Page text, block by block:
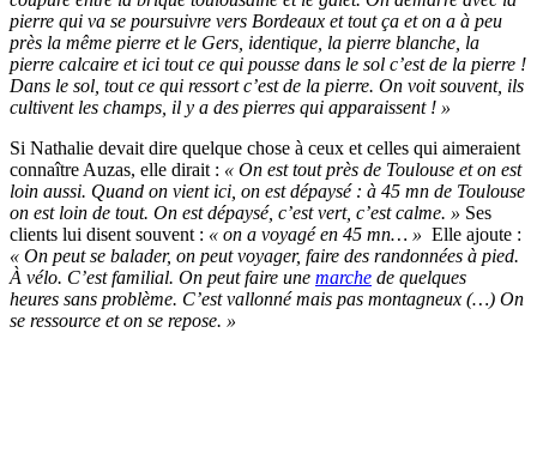
pierre qui va se poursuivre vers Bordeaux et tout ça et on a à peu
près la même pierre et le Gers, identique, la pierre blanche, la
pierre calcaire et ici tout ce qui pousse dans le sol c’est de la pierre !
Dans le sol, tout ce qui ressort c’est de la pierre. On voit souvent, ils
cultivent les champs, il y a des pierres qui apparaissent ! »
Si Nathalie devait dire quelque chose à ceux et celles qui aimeraient
connaître Auzas, elle dirait : « On est tout près de Toulouse et on est
loin aussi. Quand on vient ici, on est dépaysé : à 45 mn de Toulouse
on est loin de tout. On est dépaysé, c’est vert, c’est calme. » Ses
clients lui disent souvent : « on a voyagé en 45 mn… » Elle ajoute :
« On peut se balader, on peut voyager, faire des randonnées à pied.
À vélo. C’est familial. On peut faire une marche de quelques
heures sans problème. C’est vallonné mais pas montagneux (…) On
se ressource et on se repose. »